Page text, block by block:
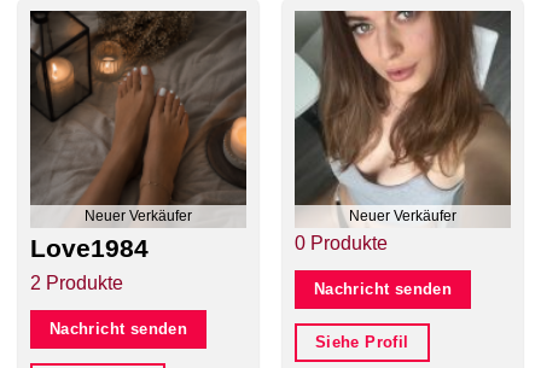
Neuer Verkäufer
Love1984
2 Produkte
Nachricht senden
Neuer Verkäufer
0 Produkte
Nachricht senden
Siehe Profil